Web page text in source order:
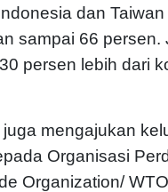
dan
sampai 66 persen.
persen lebih dari
juga mengajukan
Organisasi
Organization/